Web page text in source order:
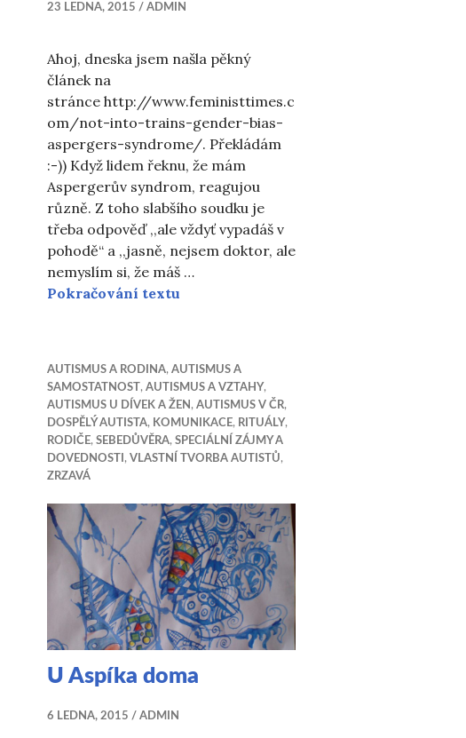
23 LEDNA, 2015 ADMIN
Ahoj, dneska jsem našla pěkný
článek na
stránce http://www.feministtimes.c
om/not-into-trains-gender-bias-
aspergers-syndrome/. Překládám
:-)) Když lidem řeknu, že mám
Aspergerův syndrom, reagujou
různě. Z toho slabšího soudku je
třeba odpověď ,,ale vždyť vypadáš v
pohodě“ a ,,jasně, nejsem doktor, ale
nemyslím si, že máš …
Pokračování textu
AUTISMUS A RODINA, AUTISMUS A
SAMOSTATNOST, AUTISMUS A VZTAHY,
AUTISMUS U DÍVEK A ŽEN , AUTISMUS V ČR,
DOSPĚLÝ AUTISTA, KOMUNIKACE, RITUÁLY,
RODIČE, SEBEDŮVĚRA, SPECIÁLNÍ ZÁJMY A
DOVEDNOSTI , VLASTNÍ TVORBA AUTISTŮ,
ZRZAVÁ
U Aspíka doma
6 LEDNA, 2015 ADMIN